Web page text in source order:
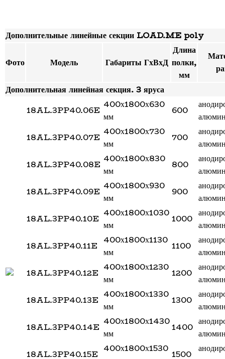
Дополнительные линейные секции LOAD.ME poly
Фото Модель Габариты ГхВхД
Длина
полки,
мм
Дополнительная линейная секция. 3 яруса
18AL.3PP40.06E 400х1800х630
мм
600
18AL.3PP40.07E 400х1800х730
мм
700
18AL.3PP40.08E 400х1800х830
мм
800
18AL.3PP40.09E 400х1800х930
мм
900
18AL.3PP40.10E 400х1800х1030
мм
1000
18AL.3PP40.11E 400х1800х1130
мм
1100
18AL.3PP40.12E 400х1800х1230
мм
1200
18AL.3PP40.13E 400х1800х1330
мм
1300
18AL.3PP40.14E 400х1800х1430
мм
1400
18AL.3PP40.15E 400х1800х1530 1500